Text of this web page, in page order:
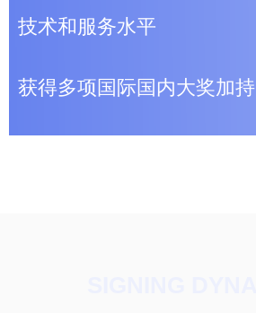
技术和服务水平
获得多项国际国内大奖加持